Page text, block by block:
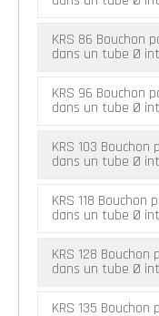
KRS 86 Bouchon
dans un tube Ø
KRS 96 Bouchon
dans un tube Ø
KRS 103
dans un tube Ø
KRS 118
dans un tube Ø
KRS 128
dans un tube Ø
KRS 135